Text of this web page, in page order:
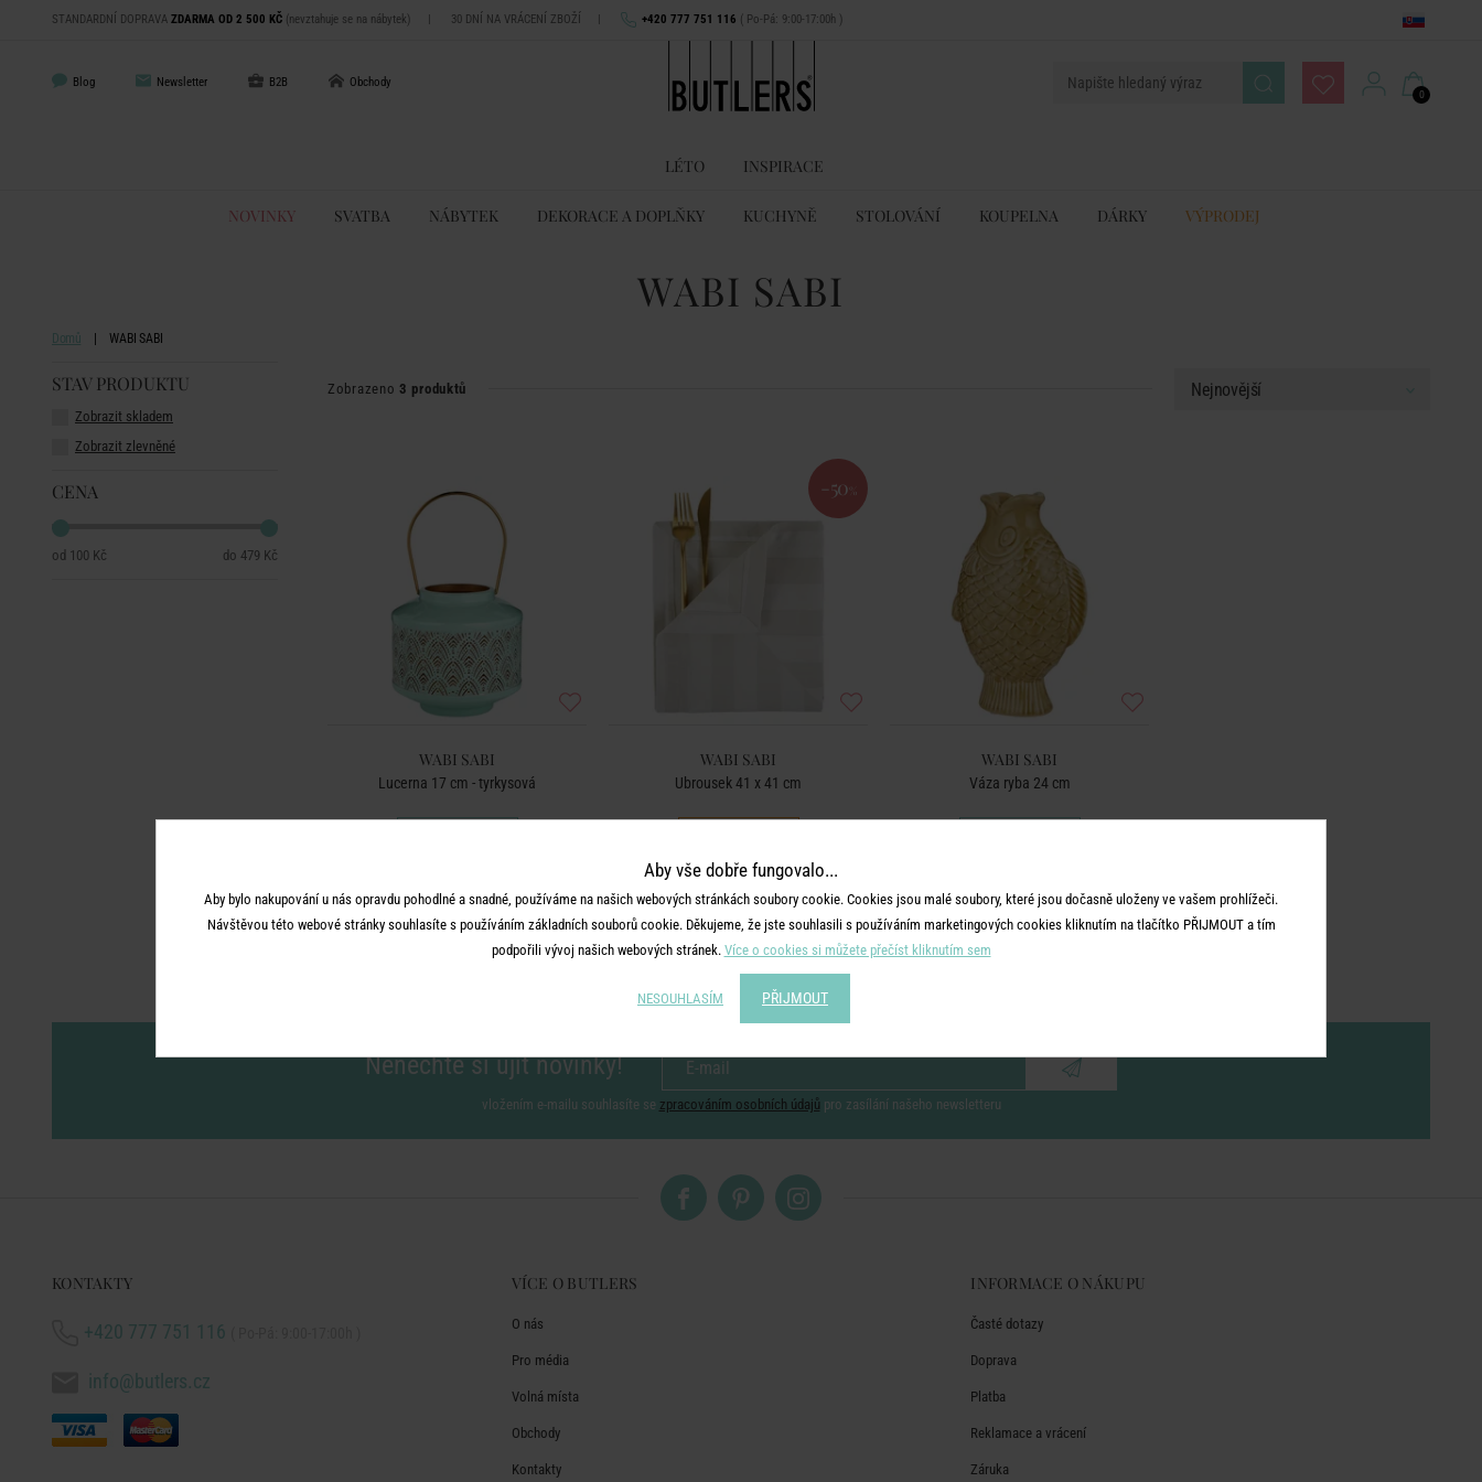
STANDARDNÍ DOPRAVA ZDARMA OD 2 500 KČ (nevztahuje se na nábytek) | 30 DNÍ NA VRÁCENÍ ZBOŽÍ | +420 777 751 116 ( Po-Pá: 9:00-17:00h )
Blog Newsletter B2B Obchody
0
LÉTO INSPIRACE
NOVINKY SVATBA NÁBYTEK DEKORACE A DOPLŇKY KUCHYNĚ STOLOVÁNÍ KOUPELNA DÁRKY VÝPRODEJ
WABI SABI
Domů WABI SABI
STAV PRODUKTU
Zobrazit skladem
Zobrazit zlevněné
CENA
100 Kč 479 Kč
Zobrazeno 3 produktů
WABI SABI
Lucerna 17 cm - tyrkysová
-50 %
WABI SABI
Ubrousek 41 x 41 cm
WABI SABI
Váza ryba 24 cm
Nenechte si ujít novinky!
vložením e-mailu souhlasíte se zpracováním osobních údajů pro zasílání našeho newsletteru
KONTAKTY
+420 777 751 116
info@butlers.cz
VÍCE O BUTLERS
O nás
Pro média
Volná místa
Obchody
Kontakty
INFORMACE O NÁKUPU
Časté dotazy
Doprava
Platba
Reklamace a vrácení
Záruka
Aby vše dobře fungovalo...
Aby bylo nakupování u nás opravdu pohodlné a snadné, používáme na našich webových stránkách soubory cookie. Cookies jsou malé soubory, které jsou dočasně uloženy ve vašem prohlížeči.
Návštěvou této webové stránky souhlasíte s používáním základních souborů cookie. Děkujeme, že jste souhlasili s používáním marketingových cookies kliknutím na tlačítko PŘIJMOUT a tím
podpořili vývoj našich webových stránek. Více o cookies si můžete přečíst kliknutím sem
NESOUHLASÍM PŘIJMOUT